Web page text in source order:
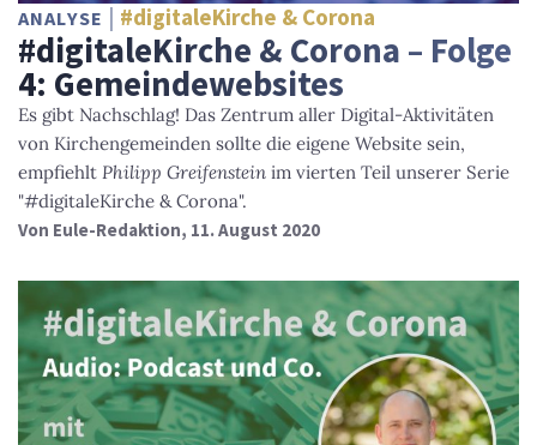
ANALYSE #digitaleKirche & Corona
#digitaleKirche & Corona – Folge
4: Gemeindewebsites
Es gibt Nachschlag! Das Zentrum aller Digital-Aktivitäten
von Kirchengemeinden sollte die eigene Website sein,
empfiehlt Philipp Greifenstein im vierten Teil unserer Serie
"#digitaleKirche & Corona".
Von Eule-Redaktion, 11. August 2020